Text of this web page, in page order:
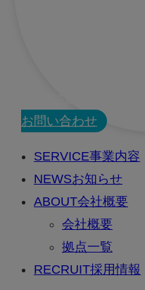
お問い合わせ
SERVICE事業内容
NEWSお知らせ
ABOUT会社概要
会社概要
拠点一覧
RECRUIT採用情報